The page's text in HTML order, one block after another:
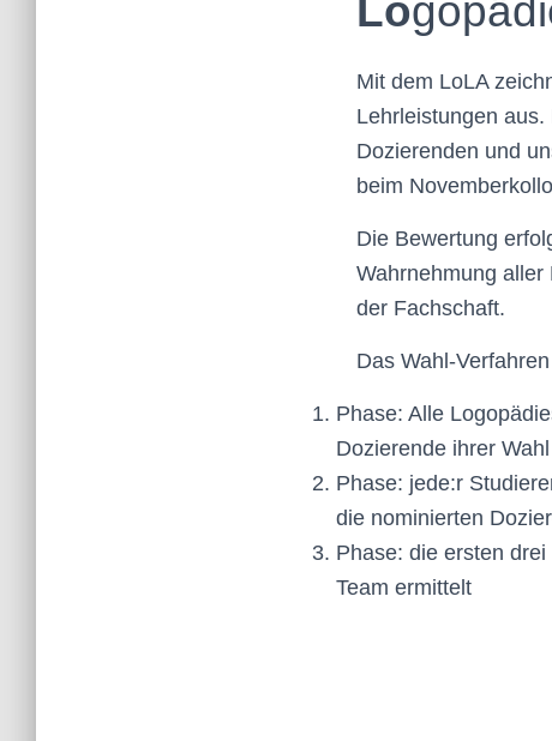
Lo
Mit dem LoLA
Lehrleistungen
Dozierenden und
beim
Die Bewertung
Wahrnehmung
der Fachschaft.
Das Wahl-
Phase: Alle
Dozierende ihrer
Phase: jede:r
die nominierten
Phase: die ersten
Team ermittelt